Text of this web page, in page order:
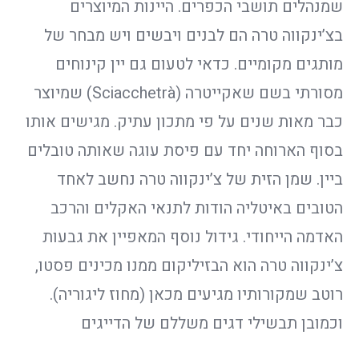
שמנהלים תושבי הכפרים. היינות המיוצרים
בצ’ינקווה טרה הם לבנים ויבשים ויש מבחר של
מותגים מקומיים. כדאי לטעום גם יין קינוחים
מסורתי בשם שאקייטרה (Sciacchetrà) שמיוצר
כבר מאות שנים על פי מתכון עתיק. מגישים אותו
בסוף הארוחה יחד עם פיסת עוגה שאותה טובלים
ביין. שמן הזית של צ’ינקווה טרה נחשב לאחד
הטובים באיטליה הודות לתנאי האקלים והרכב
האדמה הייחודי. גידול נוסף המאפיין את גבעות
צ’ינקווה טרה הוא הבזיליקום ממנו מכינים פסטו,
רוטב שמקורותיו מגיעים מכאן (מחוז ליגוריה).
וכמובן תבשילי דגים משללם של הדייגים